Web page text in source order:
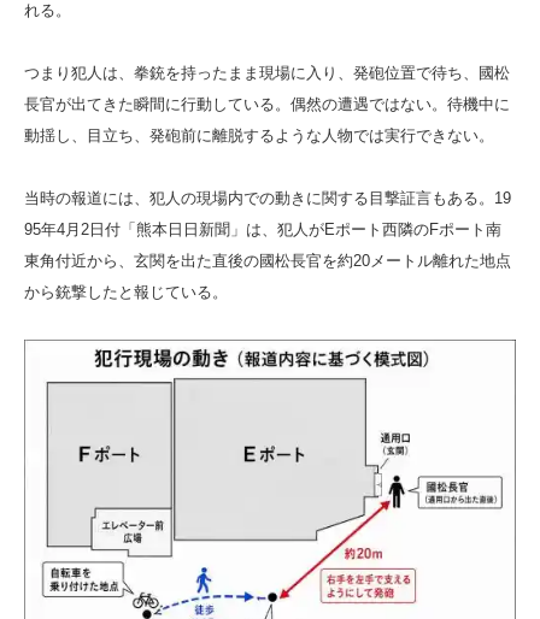
れる。
つまり犯人は、拳銃を持ったまま現場に入り、発砲位置で待ち、國松
長官が出てきた瞬間に行動している。偶然の遭遇ではない。待機中に
動揺し、目立ち、発砲前に離脱するような人物では実行できない。
当時の報道には、犯人の現場内での動きに関する目撃証言もある。19
95年4月2日付「熊本日日新聞」は、犯人がEポート西隣のFポート南
東角付近から、玄関を出た直後の國松長官を約20メートル離れた地点
から銃撃したと報じている。